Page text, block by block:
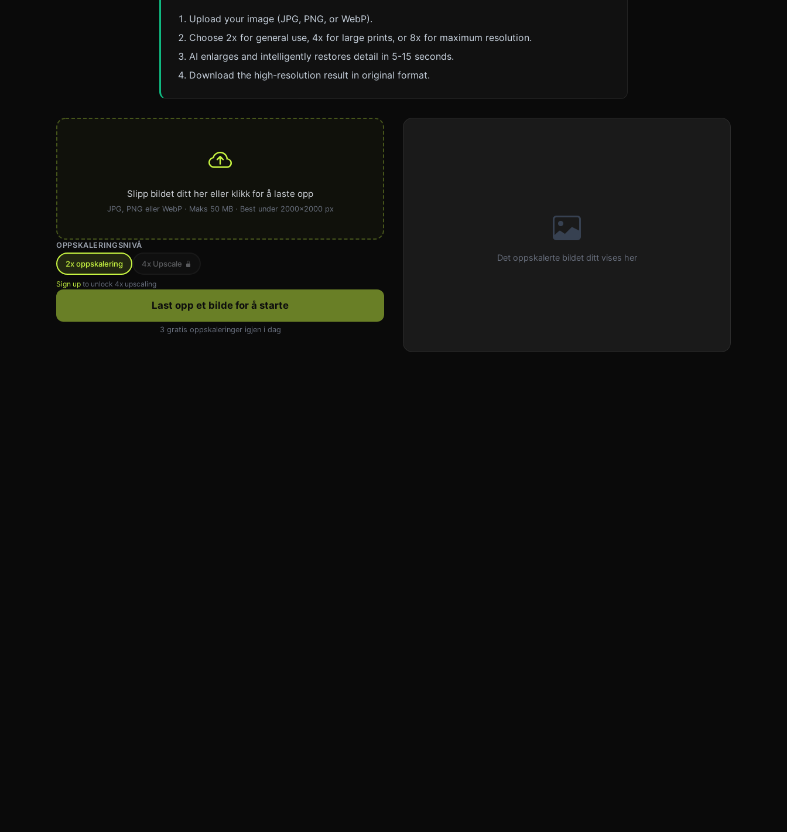
Upload your image (JPG, PNG, or WebP).
Choose 2x for general use, 4x for large prints, or 8x for maximum resolution.
AI enlarges and intelligently restores detail in 5-15 seconds.
Download the high-resolution result in original format.
Slipp bildet ditt her eller klikk for å laste opp
JPG, PNG eller WebP · Maks 50 MB · Best under 2000x2000 px
OPPSKALERINGSNIVÅ
2x oppskalering 4x Upscale
Sign up to unlock 4x upscaling
Last opp et bilde for å starte
3 gratis oppskaleringer igjen i dag
Det oppskalerte bildet ditt vises her